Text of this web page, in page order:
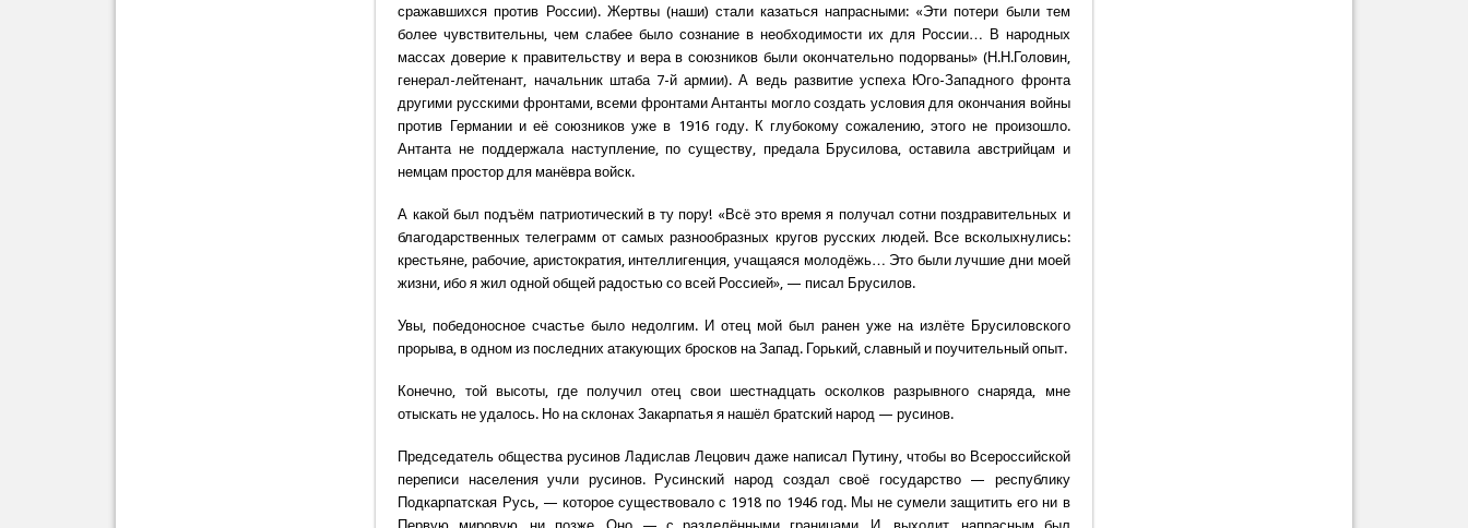
сражавшихся против России). Жертвы (наши) стали казаться напрасными: «Эти потери были тем
более чувствительны, чем слабее было сознание в необходимости их для России… В народных
массах доверие к правительству и вера в союзников были окончательно подорваны» (Н.Н.Головин,
генерал-лейтенант, начальник штаба 7-й армии). А ведь развитие успеха Юго-Западного фронта
другими русскими фронтами, всеми фронтами Антанты могло создать условия для окончания войны
против Германии и её союзников уже в 1916 году. К глубокому сожалению, этого не произошло.
Антанта не поддержала наступление, по существу, предала Брусилова, оставила австрийцам и
немцам простор для манёвра войск.
А какой был подъём патриотический в ту пору! «Всё это время я получал сотни поздравительных и
благодарственных телеграмм от самых разнообразных кругов русских людей. Все всколыхнулись:
крестьяне, рабочие, аристократия, интеллигенция, учащаяся молодёжь… Это были лучшие дни моей
жизни, ибо я жил одной общей радостью со всей Россией», — писал Брусилов.
Увы, победоносное счастье было недолгим. И отец мой был ранен уже на излёте Брусиловского
прорыва, в одном из последних атакующих бросков на Запад. Горький, славный и поучительный опыт.
Конечно, той высоты, где получил отец свои шестнадцать осколков разрывного снаряда, мне
отыскать не удалось. Но на склонах Закарпатья я нашёл братский народ — русинов.
Председатель общества русинов Ладислав Лецович даже написал Путину, чтобы во Всероссийской
переписи населения учли русинов. Русинский народ создал своё государство — республику
Подкарпатская Русь, — которое существовало с 1918 по 1946 год. Мы не сумели защитить его ни в